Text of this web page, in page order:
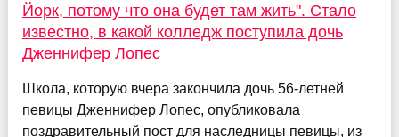
Йорк, потому что она будет там жить". Стало
известно, в какой колледж поступила дочь
Дженнифер Лопес
Школа, которую вчера закончила дочь 56-летней
певицы Дженнифер Лопес, опубликовала
поздравительный пост для наследницы певицы, из